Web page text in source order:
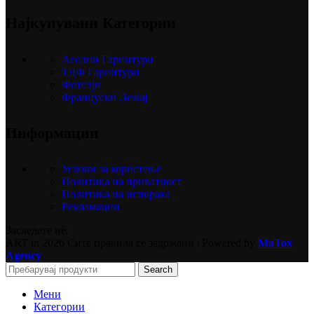
Аголни Гарнитури
ТДФ Гарнитури
Фотелји
Француски Лежај
Услови за користење
Политика на приватност
Политика на испорака
Рекламации
MaTox
Agency
Search
Мени
Категории